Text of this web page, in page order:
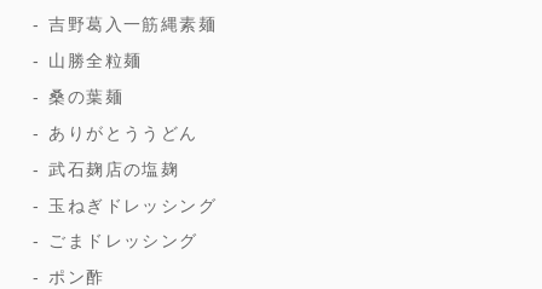
吉野葛入一筋縄素麺
山勝全粒麺
桑の葉麺
ありがとううどん
武石麹店の塩麹
玉ねぎドレッシング
ごまドレッシング
ポン酢